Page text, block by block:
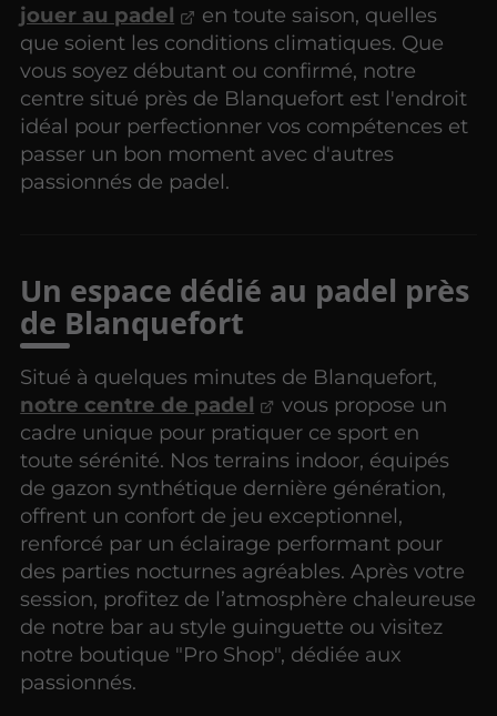
jouer au padel
en toute saison, quelles
que soient les conditions climatiques. Que
vous soyez débutant ou confirmé, notre
centre situé près de Blanquefort est l'endroit
idéal pour perfectionner vos compétences et
passer un bon moment avec d'autres
passionnés de padel.
Un espace dédié au padel près
de Blanquefort
Situé à quelques minutes de Blanquefort,
notre centre de padel
vous propose un
cadre unique pour pratiquer ce sport en
toute sérénité. Nos terrains indoor, équipés
de gazon synthétique dernière génération,
offrent un confort de jeu exceptionnel,
renforcé par un éclairage performant pour
des parties nocturnes agréables. Après votre
session, profitez de l’atmosphère chaleureuse
de notre bar au style guinguette ou visitez
notre boutique "Pro Shop", dédiée aux
passionnés.